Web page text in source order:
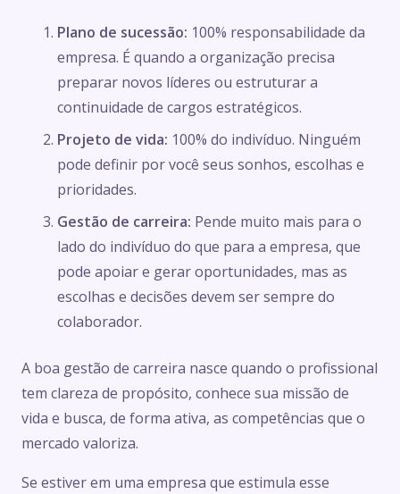
Plano de sucessão: 100% responsabilidade da
empresa. É quando a organização precisa
preparar novos líderes ou estruturar a
continuidade de cargos estratégicos.
Projeto de vida: 100% do indivíduo. Ninguém
pode definir por você seus sonhos, escolhas e
prioridades.
Gestão de carreira: Pende muito mais para o
lado do indivíduo do que para a empresa, que
pode apoiar e gerar oportunidades, mas as
escolhas e decisões devem ser sempre do
colaborador.
A boa gestão de carreira nasce quando o profissional
tem clareza de propósito, conhece sua missão de
vida e busca, de forma ativa, as competências que o
mercado valoriza.
Se estiver em uma empresa que estimula esse